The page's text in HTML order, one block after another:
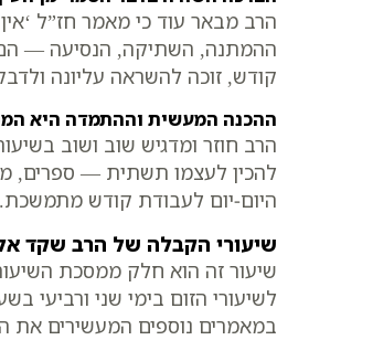
הרב מבאר עוד כי מאמר חז”ל
ההמתנה, השתיקה, הנסיעה — הם
קודש, זוכה להשראה עליונה
ההכנה המעשית וההתמדה היא
הרב חוזר ומדגיש שוב ושוב
להכין לעצמו תשתית — ספרים,
היום-יום לעבודת קודש
שיעורי הקבלה של הרב שקד
שיעור זה הוא חלק ממסכת
במאמרים נוספים המעשירים את